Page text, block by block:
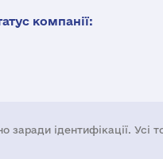
компанії:
ідентифікації. Усі